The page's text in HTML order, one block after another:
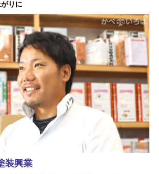
りに
装興業